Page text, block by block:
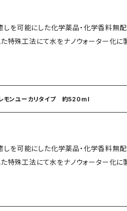
ーター(日本製) ●水晶濃縮液(日本製)
えて飲んでしまった場合は速やかに水
や目、口に直接スプレーしないでくださ
ーから新時代が始まる！
おり、除菌、抗酸化作用もあります。
効果は殺虫剤を凌ぐと報告されてお
果に抜群です。 アロマ商品でも人気が
嫌がると言われております。 ペット用ゲ
ートやマナーパッドなどにスプレーして
オイ対策にもご使用いただけます。 ・
、トイレなどの消臭・除菌に。 ・車内
ようになった！との嬉しいお声も頂いており
・除菌スプレークスノキ ●用途・ペット
管してください ・ペットが間違えて飲
しを可能にした化学薬品・化学香料無
殊工法にて水をナノウォーター化に
ている不思議な水です。 また、水晶
、除菌、抗酸化作用もあります。 香り
効果は殺虫剤を凌ぐと報告されてお
果に抜群です。 アロマ商品でも人気が
嫌がると言われております。 ペット用ゲ
モンユーカリタイプ 約520ml
しを可能にした化学薬品・化学香料無
殊工法にて水をナノウォーター化に